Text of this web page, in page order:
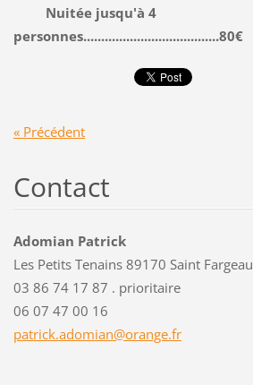
Nuitée jusqu'à 4
personnes......................................80€
« Précédent
Contact
Adomian Patrick
Les Petits Tenains 89170 Saint Fargeau
03 86 74 17 87 . prioritaire
06 07 47 00 16
patrick.adomian@orange.fr